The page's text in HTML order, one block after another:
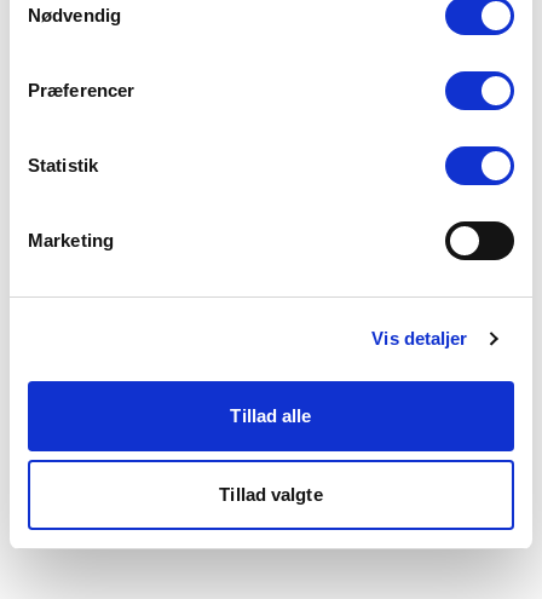
Du kan læse mere om vores brug af cookies under
"Detaljer" eller ved at klikke videre til vores Cookiepolitik,
Nødvendig
Præferencer
Statistik
Marketing
Vis detaljer
Tillad alle
Tillad valgte